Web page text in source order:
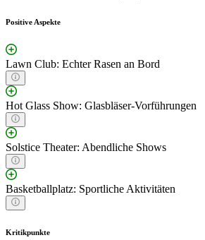
Positive Aspekte
Lawn Club: Echter Rasen an Bord
Hot Glass Show: Glasbläser-Vorführungen
Solstice Theater: Abendliche Shows
Basketballplatz: Sportliche Aktivitäten
Kritikpunkte